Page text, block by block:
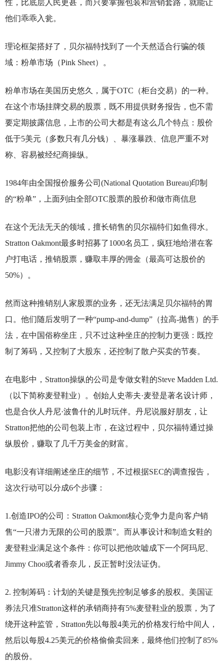
性，比底层人民更甚，而只要掌握包装和营销套路，就能让
他们乖乖入瓮。
理论框架搭好了，贝尔福特找到了一个天然适合行骗的领
域：粉单市场（Pink Sheet）。
粉单市场在美国历史悠久，属于OTC（柜台交易）的一种。
在这个市场挂牌交易的股票，既不用提供财务报告，也不需
要定期披露信息，上市的公司大都是有这么几个特点：股价
低于5美元（多数只有几分钱）、暴涨暴跌、信息严重不对
称、容易被经纪商操纵。
1984年由全国报价服务公司(National Quotation Bureau)印制
的“粉单”，上面列由全部OTC股票的股价和做市商信息
在这个无法无天的领域，擅长销售的贝尔福特们如鱼得水。
Stratton Oakmont最多时招募了1000名员工，疯狂地给潜在客
户打电话，推销股票，赚取丰厚的佣金（最高可达股价的
50%）。
然而这种推销别人家股票的业务，还无法满足贝尔福特的胃
口。他们随后发明了一种“pump-and-dump”（拉高-抛售）的手
法，在中国俗称坐庄，只不过这种坐庄的控制力更强：既控
制了筹码，又控制了大股东，还控制了散户买卖的节奏。
在电影中，Stratton操纵的公司是专做女鞋的Steve Madden Ltd.
（以下简称麦登鞋业）。创始人史蒂夫·麦登是著名设计师，
也是合伙人丹尼·波鲁什的儿时玩伴。丹尼说服好朋友，让
Stratton把他的公司包装上市，在这过程中，贝尔福特通过操
纵股价，赚取了几千万美金的财富。
电影没有详细阐述坐庄的细节，不过根据SEC的调查报告，
这次行动可以分成6个步骤：
1.创造IPO的公司：Stratton Oakmont核心竞争力是向客户销
售“一只潜力无限的公司的股票”。而从事设计和制造女鞋的
麦登鞋业满足这个条件：你可以把他吹嘘成下一个阿玛尼、
Jimmy Choo或者香奈儿，反正暂时没法证伪。
2. 控制筹码：计划的关键是预先控制足够多的股权。美国证
券法只准Stratton这样的承销商持有5%麦登鞋业的股票，为了
绕开这种监管，Stratton先以每股4美元的价格发行给中间人，
然后以每股4.25美元的价格偷偷卖回来，最终他们控制了85%
的股份。